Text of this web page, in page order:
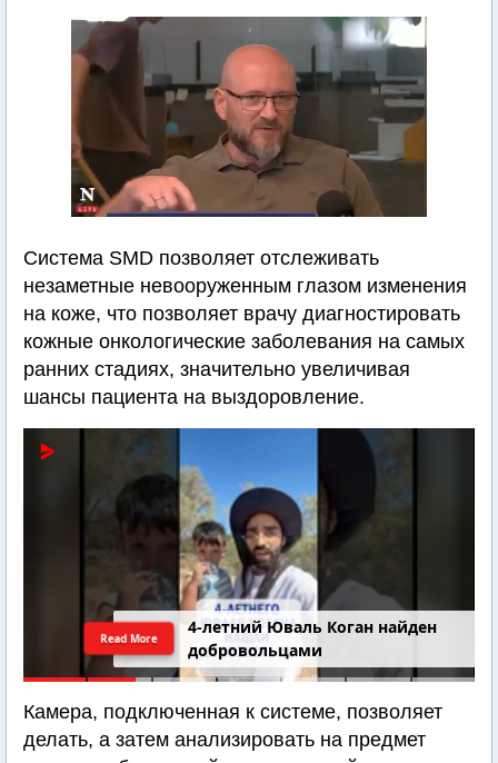
Система SMD позволяет отслеживать
незаметные невооруженным глазом изменения
на коже, что позволяет врачу диагностировать
кожные онкологические заболевания на самых
ранних стадиях, значительно увеличивая
шансы пациента на выздоровление.
4-летний Юваль Коган найден
добровольцами
Read More
Камера, подключенная к системе, позволяет
делать, а затем анализировать на предмет